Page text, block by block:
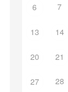
6 7
13 14
20 21
27 28